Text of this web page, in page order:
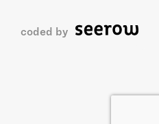
coded by